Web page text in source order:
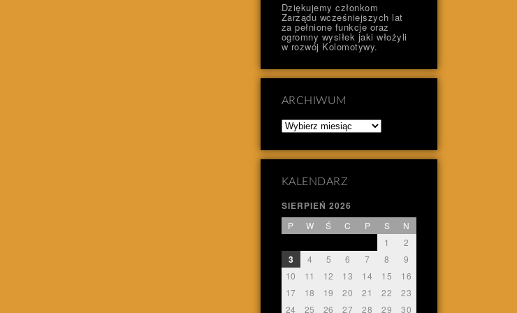
Dziękujemy członkom
Zarządu wcześniejszych lat
za pełnione funkcje oraz
ogromny wysiłek jaki włożyli
w rozwój Kolomotywy.
ARCHIWUM
Archiwum
KALENDARZ
SIERPIEŃ 2026
P W Ś C P S
N
1
2
3 4 5 6 7 8
9
10
11 12 13 14 15
16
17
18 19 20 21 22
23
24
25 26 27 28 29 30